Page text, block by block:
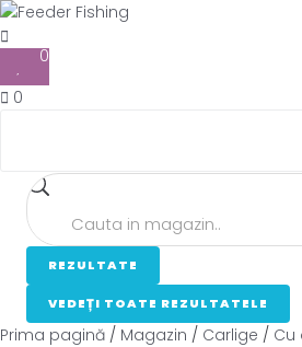
0
0
REZULTATE
VEDEȚI TOATE REZULTATELE
Prima pagină / Magazin / Carlige / Cu